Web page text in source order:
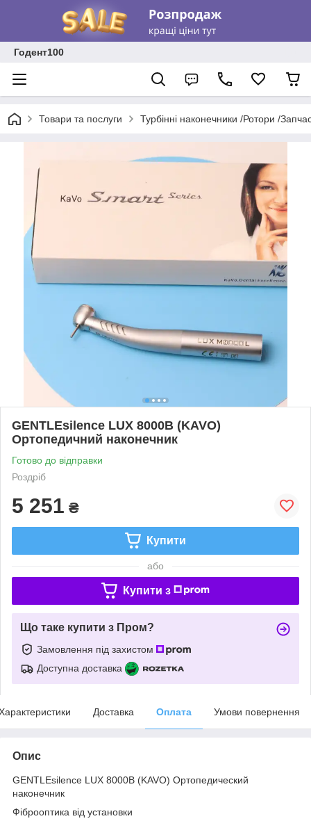
Годент100
Товари та послуги Турбінні наконечники /Ротори /
GENTLEsilence LUX 8000B (KAVO)
Ортопедичний наконечник
Готово до відправки
Роздріб
5 251 ₴
Купити
або
Купити з
Що таке купити з Пром?
Замовлення під захистом
Доступна доставка
Доставка Оплата Умови повернення
Опис
GENTLEsilence LUX 8000B (KAVO) Ортопедический
наконечник
Фіброоптика від установки